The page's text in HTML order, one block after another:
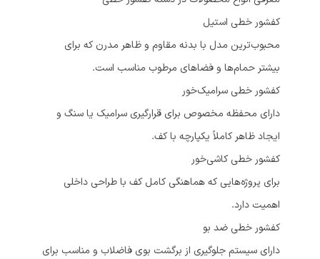
کفشور خطی استیل
محبوب‌ترین مدل با بدنه مقاوم و ظاهر مدرن که برای
بیشتر حمام‌ها و فضاهای مرطوب مناسب است.
کفشور خطی سرامیک‌خور
دارای محفظه مخصوص برای قرارگیری سرامیک یا سنگ و
ایجاد ظاهر کاملاً یکپارچه با کف.
کفشور خطی کاشی‌خور
برای پروژه‌هایی که هماهنگی کامل کف با طراحی داخلی
اهمیت دارد.
کفشور خطی ضد بو
دارای سیستم جلوگیری از برگشت بوی فاضلاب و مناسب برای